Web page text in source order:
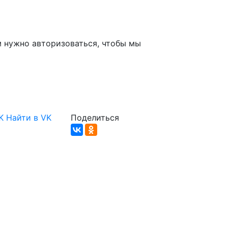
авторизоваться, чтобы мы
Найти в VK Поделиться